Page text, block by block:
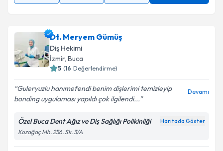
Dt. Meryem Gümüş
Diş Hekimi
İzmir, Buca
5 (16 Değerlendirme)
Guleryuzlu hanımefendi benim dişlerimi temizleyip
bonding uygulaması yapıldı çok ilgilendi...
Devamı
Özel Buca Dent Ağız ve Diş Sağlığı Polikinliği Haritada Göster
Kozağaç Mh. 256. Sk. 3/A